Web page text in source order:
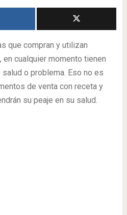
que compran y utilizan
cualquier momento tienen
o problema. Eso no es
de venta con receta y
su peaje en su salud.